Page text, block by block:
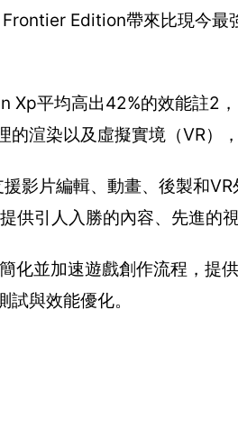
Edition帶來比現今最
Xp平均高出42%的效能註2
渲染以及虛擬實境（VR）
影片編輯、動畫、後製和
引人入勝的內容、先進的
並加速遊戲創作流程，提
與效能優化。